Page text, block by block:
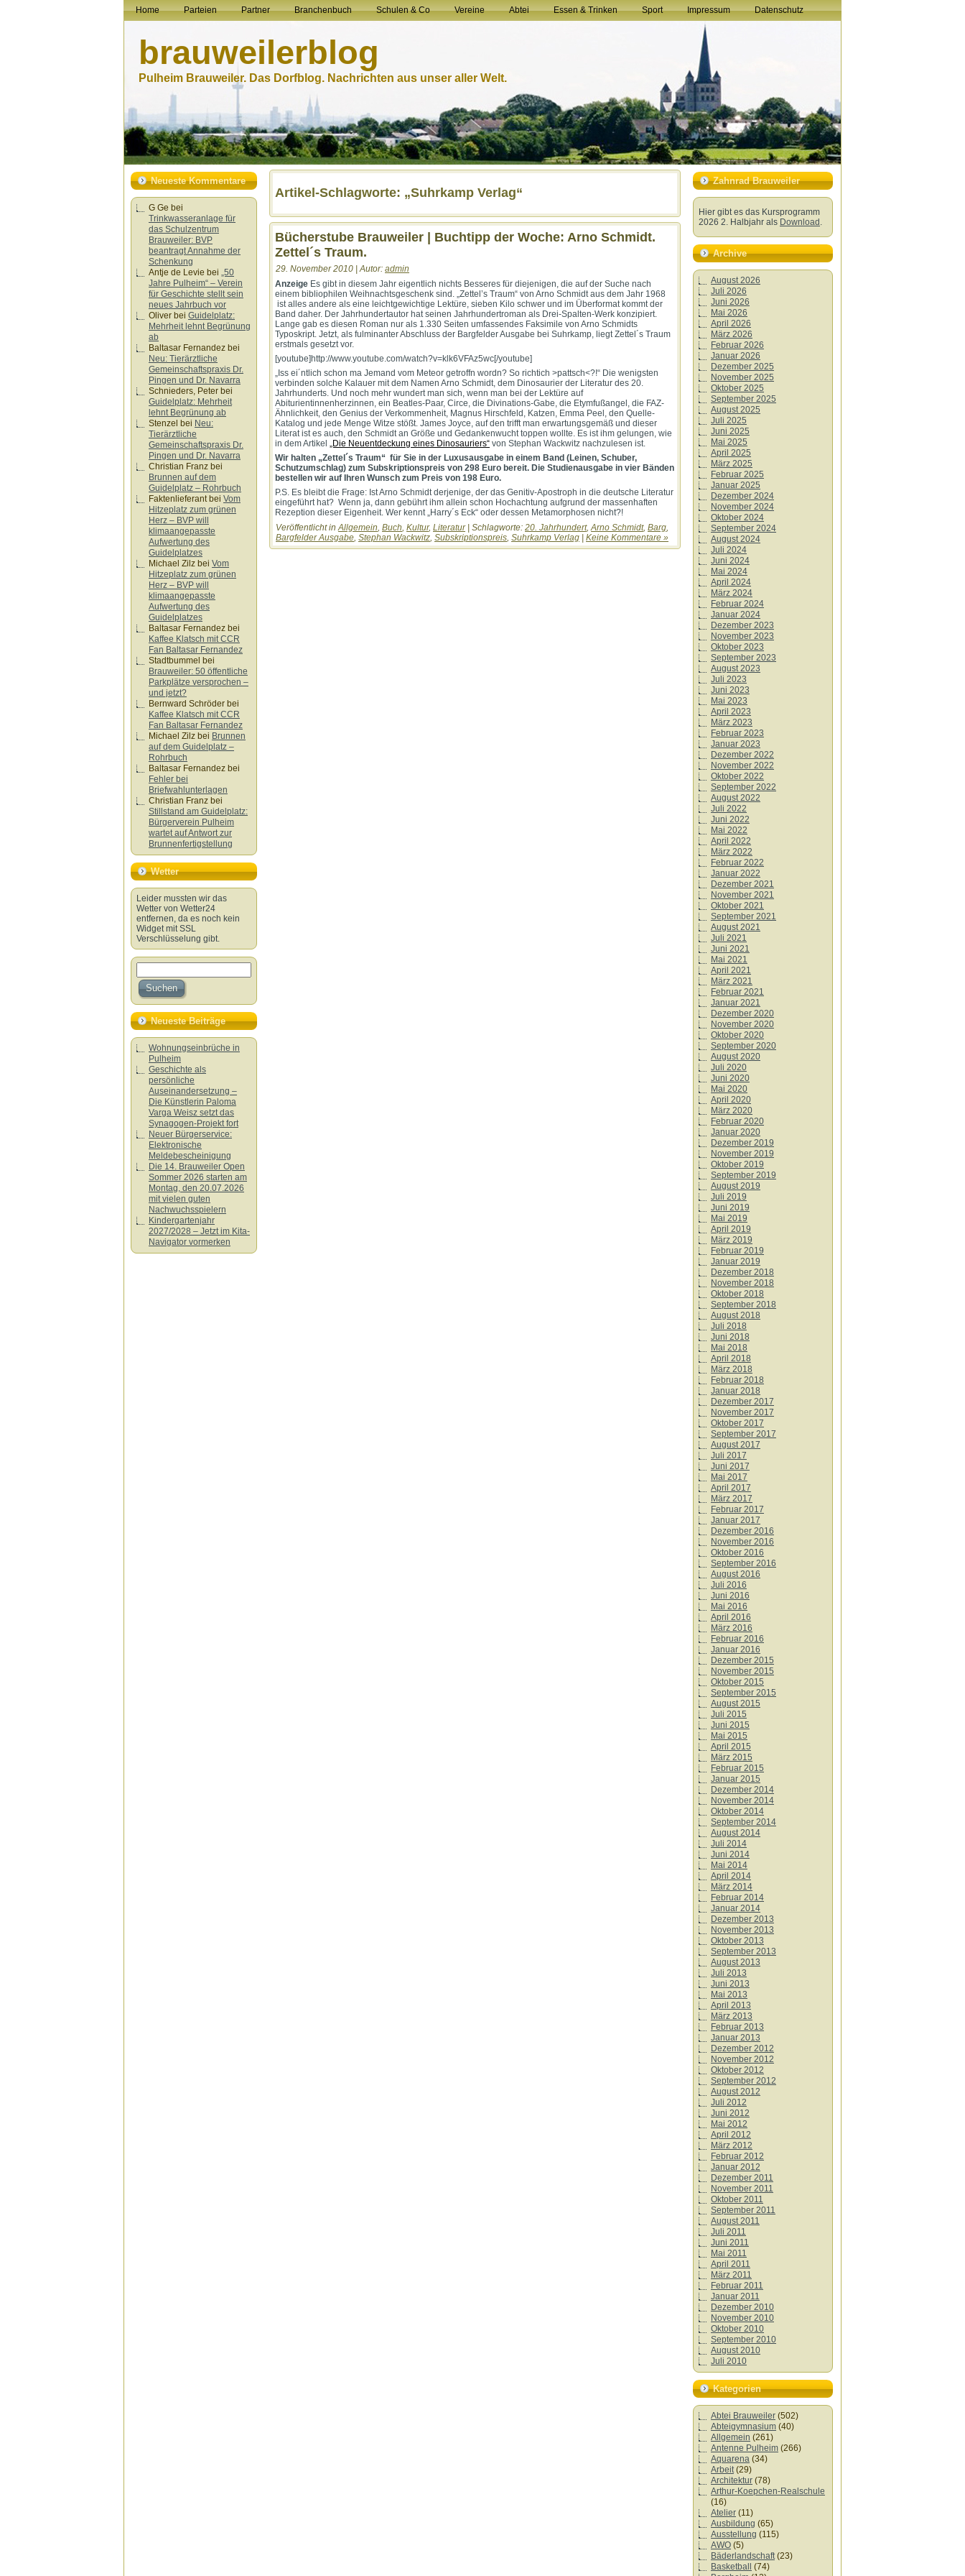
Home Parteien Partner Branchenbuch Schulen & Co Vereine Abtei Essen & Trinken Sport Impressum Datenschutz
brauweilerblog
Pulheim Brauweiler. Das Dorfblog. Nachrichten aus unser aller Welt.
Neueste Kommentare
G Ge bei
Trinkwasseranlage für
das Schulzentrum
Brauweiler: BVP
beantragt Annahme der
Schenkung
Antje de Levie bei „50
Jahre Pulheim“ – Verein
für Geschichte stellt sein
neues Jahrbuch vor
Oliver bei Guidelplatz:
Mehrheit lehnt Begrünung
ab
Baltasar Fernandez bei
Neu: Tierärztliche
Gemeinschaftspraxis Dr.
Pingen und Dr. Navarra
Schnieders, Peter bei
Guidelplatz: Mehrheit
lehnt Begrünung ab
Stenzel bei Neu:
Tierärztliche
Gemeinschaftspraxis Dr.
Pingen und Dr. Navarra
Christian Franz bei
Brunnen auf dem
Guidelplatz – Rohrbuch
Faktenlieferantbei Vom
Hitzeplatz zum grünen
Herz – BVP will
klimaangepasste
Aufwertung des
Guidelplatzes
Michael Zilz bei Vom
Hitzeplatz zum grünen
Herz – BVP will
klimaangepasste
Aufwertung des
Guidelplatzes
Baltasar Fernandez bei
Kaffee Klatsch mit CCR
Fan Baltasar Fernandez
Stadtbummel bei
Brauweiler: 50 öffentliche
Parkplätze versprochen –
und jetzt?
Bernward Schröder bei
Kaffee Klatsch mit CCR
Fan Baltasar Fernandez
Michael Zilz bei Brunnen
auf dem Guidelplatz –
Rohrbuch
Baltasar Fernandez bei
Fehler bei
Briefwahlunterlagen
Christian Franz bei
Stillstand am Guidelplatz:
Bürgerverein Pulheim
wartet auf Antwort zur
Brunnenfertigstellung
Wetter
Leider mussten wir das
Wetter von Wetter24
entfernen, da es noch kein
Widget mit SSL
Verschlüsselung gibt.
Neueste Beiträge
Wohnungseinbrüche in
Pulheim
Geschichte als
persönliche
Auseinandersetzung –
Die Künstlerin Paloma
Varga Weisz setzt das
Synagogen-Projekt fort
Neuer Bürgerservice:
Elektronische
Meldebescheinigung
Die 14. Brauweiler Open
Sommer 2026 starten am
Montag, den 20.07.2026
mit vielen guten
Nachwuchsspielern
Kindergartenjahr
2027/2028 – Jetzt im Kita-
Navigator vormerken
Artikel-Schlagworte: „Suhrkamp Verlag“
Bücherstube Brauweiler | Buchtipp der Woche: Arno Schmidt.
Zettel´s Traum.
29. November 2010 | Autor: admin
Anzeige Es gibt in diesem Jahr eigentlich nichts Besseres für diejenigen, die auf der Suche nach
einem bibliophilen Weihnachtsgeschenk sind. „Zettel’s Traum“ von Arno Schmidt aus dem Jahr 1968
ist alles andere als eine leichtgewichtige Lektüre, sieben Kilo schwer und im Überformat kommt der
Band daher. Der Jahrhundertautor hat seinen Jahrhundertroman als Drei-Spalten-Werk konzipiert.
Lange gab es diesen Roman nur als 1.330 Seiten umfassendes Faksimile von Arno Schmidts
Typoskript. Jetzt, als fulminanter Abschluss der Bargfelder Ausgabe bei Suhrkamp, liegt Zettel´s Traum
erstmals gesetzt vor.
[youtube]http://www.youtube.com/watch?v=klk6VFAz5wc[/youtube]
„Iss ei´ntlich schon ma Jemand vom Meteor getroffn wordn? So richtich >pattsch<?!“ Die wenigsten
verbinden solche Kalauer mit dem Namen Arno Schmidt, dem Dinosaurier der Literatur des 20.
Jahrhunderts. Und noch mehr wundert man sich, wenn man bei der Lektüre auf
Abiturientinnenherzinnen, ein Beatles-Paar, Circe, die Divinations-Gabe, die Etymfußangel, die FAZ-
Ähnlichkeit, den Genius der Verkommenheit, Magnus Hirschfeld, Katzen, Emma Peel, den Quelle-
Katalog und jede Menge Witze stößt. James Joyce, auf den trifft man erwartungsgemäß und dieser
Literat ist es auch, den Schmidt an Größe und Gedankenwucht toppen wollte. Es ist ihm gelungen, wie
in dem Artikel „Die Neuentdeckung eines Dinosauriers“ von Stephan Wackwitz nachzulesen ist.
Wir halten „Zettel´s Traum“ für Sie in der Luxusausgabe in einem Band (Leinen, Schuber,
Schutzumschlag) zum Subskriptionspreis von 298 Euro bereit. Die Studienausgabe in vier Bänden
bestellen wir auf Ihren Wunsch zum Preis von 198 Euro.
P.S. Es bleibt die Frage: Ist Arno Schmidt derjenige, der das Genitiv-Apostroph in die deutsche Literatur
eingeführt hat? Wenn ja, dann gebührt ihm allein schon Hochachtung aufgrund der massenhaften
Rezeption dieser Eigenheit. Wer kennt „Harry´s Eck“ oder dessen Metamorphosen nicht?!
Veröffentlicht inAllgemein, Buch, Kultur, Literatur| Schlagworte: 20. Jahrhundert,Arno Schmidt, Barg,
Bargfelder Ausgabe, Stephan Wackwitz, Subskriptionspreis, Suhrkamp Verlag Keine Kommentare »
Zahnrad Brauweiler
Hier gibt es das Kursprogramm
2026 2. Halbjahr als Download .
Archive
August 2026
Juli 2026
Juni 2026
Mai 2026
April 2026
März 2026
Februar 2026
Januar 2026
Dezember 2025
November 2025
Oktober 2025
September 2025
August 2025
Juli 2025
Juni 2025
Mai 2025
April 2025
März 2025
Februar 2025
Januar 2025
Dezember 2024
November 2024
Oktober 2024
September 2024
August 2024
Juli 2024
Juni 2024
Mai 2024
April 2024
März 2024
Februar 2024
Januar 2024
Dezember 2023
November 2023
Oktober 2023
September 2023
August 2023
Juli 2023
Juni 2023
Mai 2023
April 2023
März 2023
Februar 2023
Januar 2023
Dezember 2022
November 2022
Oktober 2022
September 2022
August 2022
Juli 2022
Juni 2022
Mai 2022
April 2022
März 2022
Februar 2022
Januar 2022
Dezember 2021
November 2021
Oktober 2021
September 2021
August 2021
Juli 2021
Juni 2021
Mai 2021
April 2021
März 2021
Februar 2021
Januar 2021
Dezember 2020
November 2020
Oktober 2020
September 2020
August 2020
Juli 2020
Juni 2020
Mai 2020
April 2020
März 2020
Februar 2020
Januar 2020
Dezember 2019
November 2019
Oktober 2019
September 2019
August 2019
Juli 2019
Juni 2019
Mai 2019
April 2019
März 2019
Februar 2019
Januar 2019
Dezember 2018
November 2018
Oktober 2018
September 2018
August 2018
Juli 2018
Juni 2018
Mai 2018
April 2018
März 2018
Februar 2018
Januar 2018
Dezember 2017
November 2017
Oktober 2017
September 2017
August 2017
Juli 2017
Juni 2017
Mai 2017
April 2017
März 2017
Februar 2017
Januar 2017
Dezember 2016
November 2016
Oktober 2016
September 2016
August 2016
Juli 2016
Juni 2016
Mai 2016
April 2016
März 2016
Februar 2016
Januar 2016
Dezember 2015
November 2015
Oktober 2015
September 2015
August 2015
Juli 2015
Juni 2015
Mai 2015
April 2015
März 2015
Februar 2015
Januar 2015
Dezember 2014
November 2014
Oktober 2014
September 2014
August 2014
Juli 2014
Juni 2014
Mai 2014
April 2014
März 2014
Februar 2014
Januar 2014
Dezember 2013
November 2013
Oktober 2013
September 2013
August 2013
Juli 2013
Juni 2013
Mai 2013
April 2013
März 2013
Februar 2013
Januar 2013
Dezember 2012
November 2012
Oktober 2012
September 2012
August 2012
Juli 2012
Juni 2012
Mai 2012
April 2012
März 2012
Februar 2012
Januar 2012
Dezember 2011
November 2011
Oktober 2011
September 2011
August 2011
Juli 2011
Juni 2011
Mai 2011
April 2011
März 2011
Februar 2011
Januar 2011
Dezember 2010
November 2010
Oktober 2010
September 2010
August 2010
Juli 2010
Kategorien
Abtei Brauweiler (502)
Abteigymnasium (40)
Allgemein (261)
Antenne Pulheim (266)
Aquarena (34)
Arbeit(29)
Architektur (78)
Arthur-Koepchen-Realschule
(16)
Atelier (11)
Ausbildung (65)
Ausstellung (115)
AWO (5)
Bäderlandschaft(23)
Basketball
(74)